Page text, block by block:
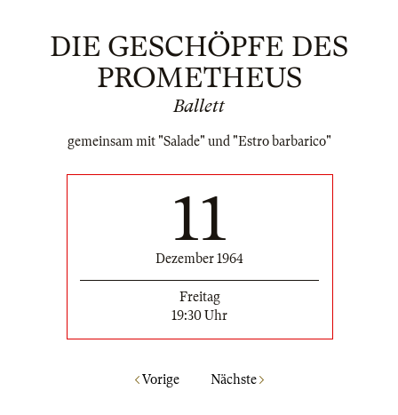
DIE GESCHÖPFE DES
PROMETHEUS
Ballett
gemeinsam mit "Salade" und "Estro barbarico"
11
Dezember 1964
Freitag
19:30 Uhr
Vorige Nächste